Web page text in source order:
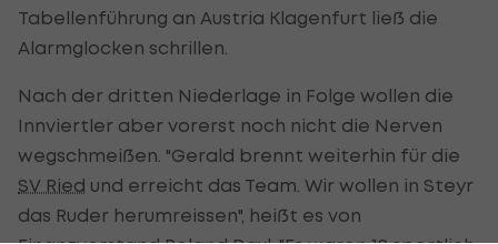
Tabellenführung an Austria Klagenfurt ließ die
Alarmglocken schrillen.
Nach der dritten Niederlage in Folge wollen die
Innviertler aber vorerst noch nicht die Nerven
wegschmeißen. "Gerald brennt weiterhin für die
SV Ried und erreicht das Team. Wir wollen in Steyr
das Ruder herumreissen", heißt es von